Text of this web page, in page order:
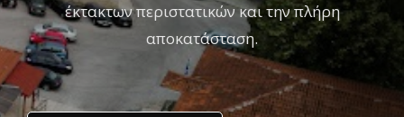
έκτακτων περιστατικών και την πλήρη
αποκατάσταση.